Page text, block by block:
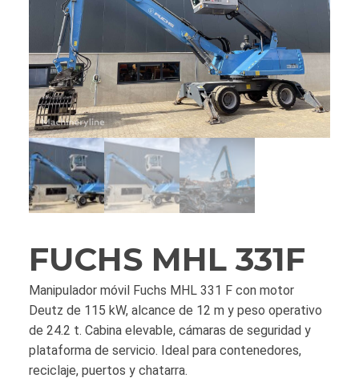
FUCHS MHL 331F
Manipulador móvil Fuchs MHL 331 F con motor
Deutz de 115 kW, alcance de 12 m y peso operativo
de 24.2 t. Cabina elevable, cámaras de seguridad y
plataforma de servicio. Ideal para contenedores,
reciclaje, puertos y chatarra.